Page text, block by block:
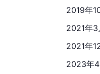
2019年
2021年3
2021年
2023年